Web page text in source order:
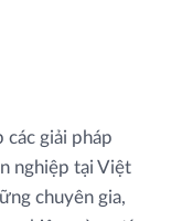
các giải pháp
nghiệp tại Việt
chuyên gia,